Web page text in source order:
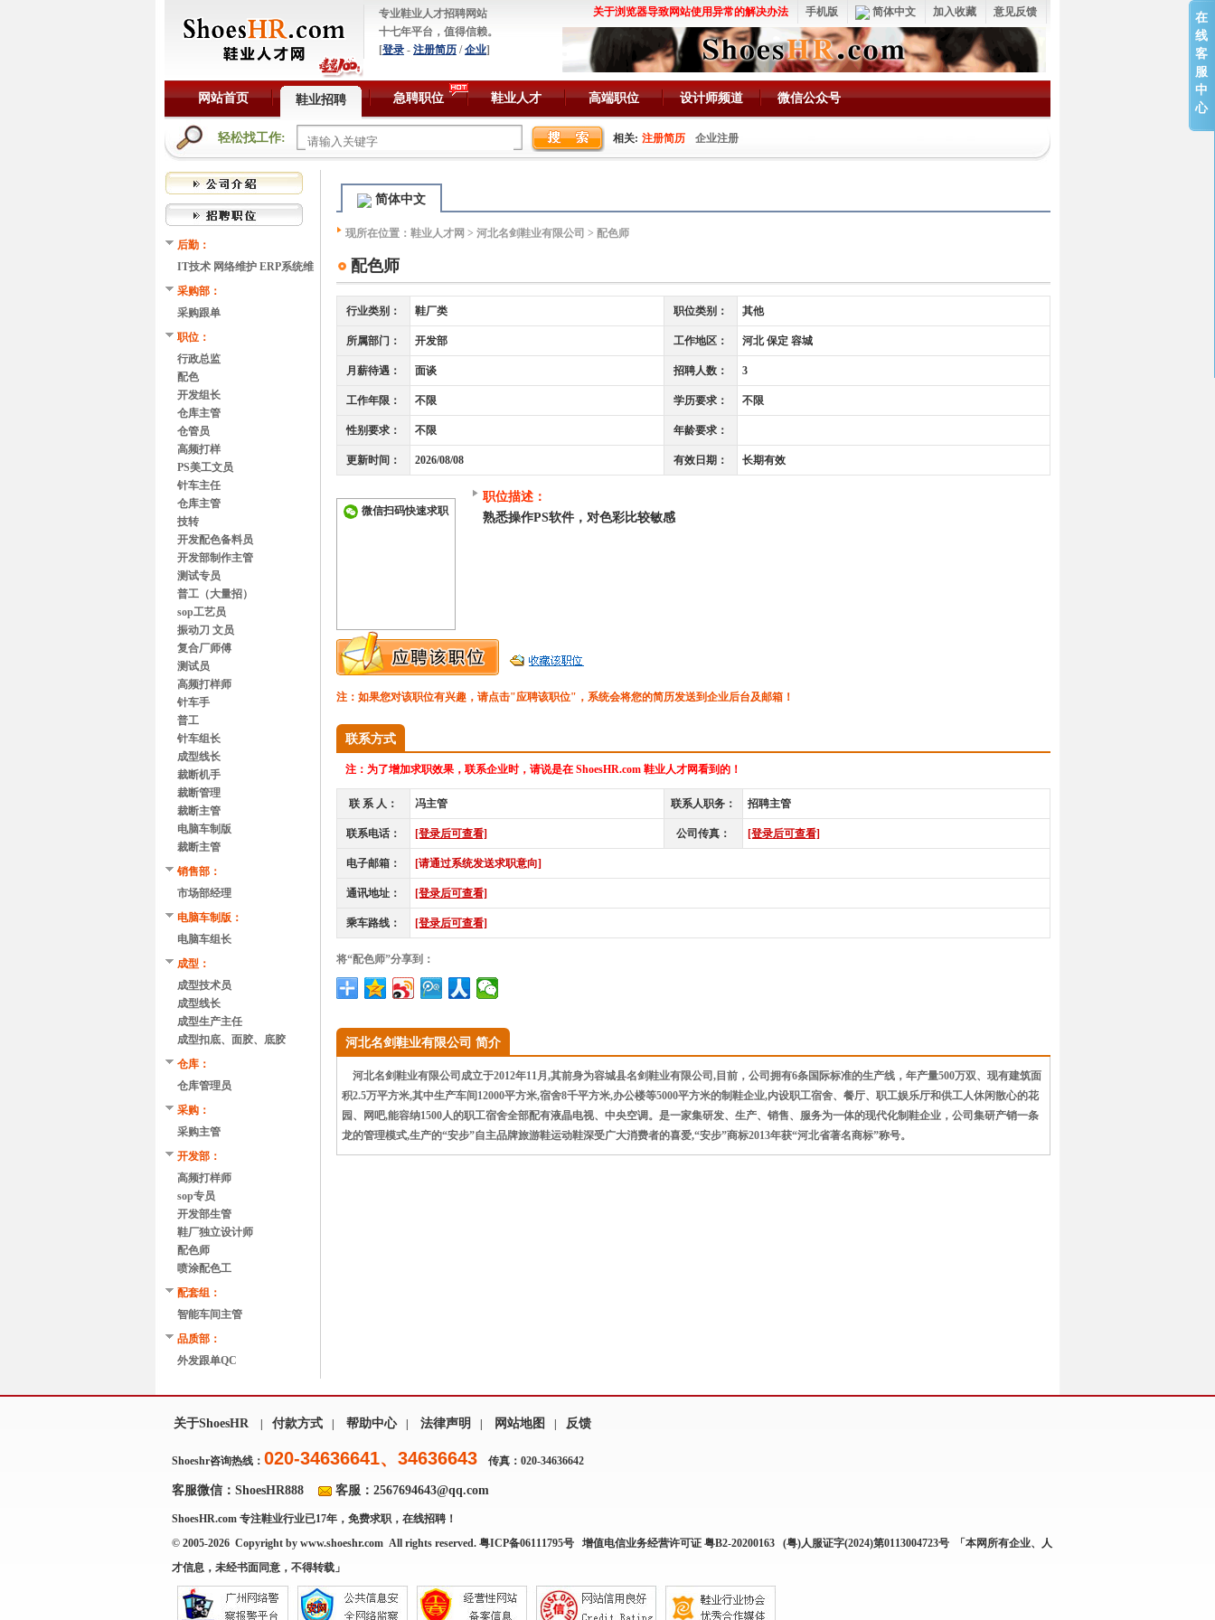
专业鞋业人才招聘网站
十七年平台，值得信赖。
[登录 - 注册简历 /企业]
意见反馈
加入收藏
简体中文
手机版
关于浏览器导致网站使用异常的解决办法
网站首页 鞋业招聘 急聘职位 鞋业人才 高端职位 设计师频道 微信公众号
轻松找工作: 相关: 注册简历 企业注册
简体中文
现所在位置： 鞋业人才网 > 河北名剑鞋业有限公司 > 配色师
配色师
行业类别： 鞋厂类 职位类别： 其他
所属部门： 开发部 工作地区： 河北 保定 容城
月薪待遇： 面谈 招聘人数： 3
工作年限： 不限 学历要求： 不限
性别要求： 不限 年龄要求：
更新时间： 2026/08/08 有效日期： 长期有效
微信扫码快速求职
职位描述：
熟悉操作PS软件，对色彩比较敏感
注：如果您对该职位有兴趣，请点击"应聘该职位"，系统会将您的简历发送到企业后台及邮箱！
联系方式
注： 为了增加求职效果，联系企业时，请说是在 ShoesHR.com 鞋业人才网看到的！
联 系 人： 冯主管 联系人职务： 招聘主管
联系电话： [登录后可查看] 公司传真： [登录后可查看]
电子邮箱： [请通过系统发送求职意向]
通讯地址： [登录后可查看]
乘车路线： [登录后可查看]
将“配色师”分享到：
河北名剑鞋业有限公司 简介
河北名剑鞋业有限公司成立于2012年11月,其前身为容城县名剑鞋业有限公司,目前，公司拥有6条国际标准的生产线，年产量500万双、现有建筑面
积2.5万平方米,其中生产车间12000平方米,宿舍8千平方米,办公楼等5000平方米的制鞋企业,内设职工宿舍、餐厅、职工娱乐厅和供工人休闲散心的花
园、网吧,能容纳1500人的职工宿舍全部配有液晶电视、中央空调。是一家集研发、生产、销售、服务为一体的现代化制鞋企业，公司集研产销一条
龙的管理模式,生产的“安步”自主品牌旅游鞋运动鞋深受广大消费者的喜爱,“安步”商标2013年获“河北省著名商标”称号。
后勤：
IT技术 网络维护 ERP系统维
护
采购部：
采购跟单
职位：
行政总监
配色
开发组长
仓库主管
仓管员
高频打样
PS美工文员
针车主任
仓库主管
技转
开发配色备料员
开发部制作主管
测试专员
普工（大量招）
sop工艺员
振动刀 文员
复合厂师傅
测试员
高频打样师
针车手
普工
针车组长
成型线长
裁断机手
裁断管理
裁断主管
电脑车制版
裁断主管
销售部：
市场部经理
电脑车制版：
电脑车组长
成型：
成型技术员
成型线长
成型生产主任
成型扣底、面胶、底胶
仓库：
仓库管理员
采购：
采购主管
开发部：
高频打样师
sop专员
开发部生管
鞋厂独立设计师
配色师
喷涂配色工
配套组：
智能车间主管
品质部：
外发跟单QC
在
线
客
服
中
心
关于ShoesHR 付款方式 帮助中心 法律声明 网站地图 反馈
Shoeshr咨询热线： 020-34636641、34636643 传真：020-34636642
客服微信：ShoesHR888 客服：2567694643@qq.com
ShoesHR.com 专注鞋业行业已17年，免费求职，在线招聘！
© 2005-2026 Copyright by www.shoeshr.com All rights reserved. 粤ICP备06111795号 增值电信业务经营许可证 粤B2-20200163 (粤)人服证字(2024)第0113004723号
「本网所有企业、人
才信息，未经书面同意，不得转载」